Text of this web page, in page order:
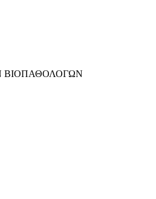
ΒΙΟΠΑΘΟΛΟΓΩΝ